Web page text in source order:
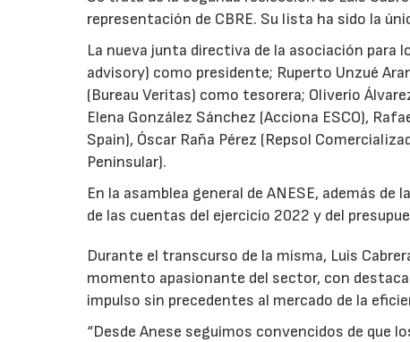
representación de CBRE. Su lista ha sido la
La nueva junta directiva de la asociación para
advisory) como presidente; Ruperto Unzué
(Bureau Veritas) como tesorera; Oliverio
Elena González Sánchez (Acciona ESCO),
Spain), Óscar Raña Pérez (Repsol
Peninsular).
En la asamblea general de ANESE, además
de las cuentas del ejercicio 2022 y del
Durante el transcurso de la misma, Luis
momento apasionante del sector, con
impulso sin precedentes al mercado de la
“Desde Anese seguimos convencidos de que